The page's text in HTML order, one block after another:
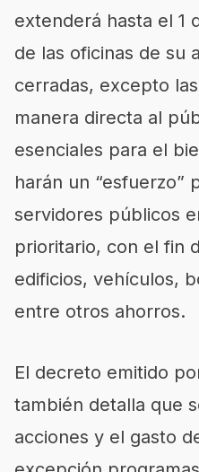
extenderá hasta el 1
de las oficinas de su
cerradas, excepto
manera directa al
esenciales para el
harán un “esfuerzo”
servidores públicos
prioritario, con el fin
edificios, vehículos,
entre otros ahorros.
El decreto emitido
también detalla que
acciones y el gasto